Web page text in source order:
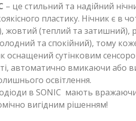
– це стильний та надійний
пластику. Нічник є в
жовтий (теплий та затишний),
та спокійний), тому
оснащений сутінковим
автоматично вмикаючи або
освітлення.
в SONIC мають
вигідним рішенням!